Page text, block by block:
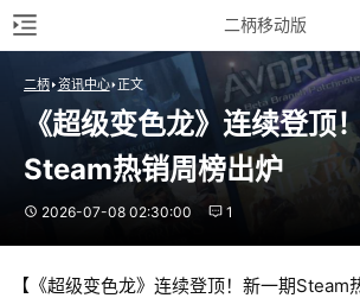
二柄移动版
二柄 资讯中心 正文
《超级变色龙》连续登顶
Steam热销周榜出炉
2026-07-08 02:30:00 1
【《超级变色龙》连续登顶！新一期Steam